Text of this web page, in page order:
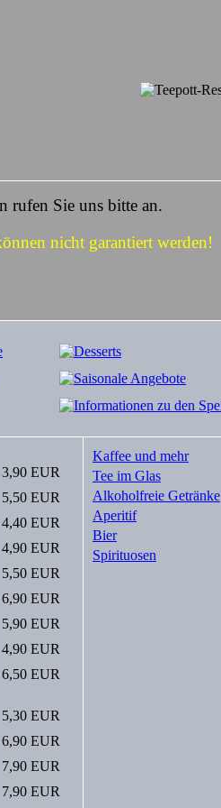
rufen Sie uns bitte an.
nicht garantiert werden!
3,90 EUR
5,50 EUR
4,40 EUR
4,90 EUR
5,50 EUR
6,90 EUR
5,90 EUR
4,90 EUR
6,50 EUR
5,30 EUR
6,90 EUR
7,90 EUR
7,90 EUR
Kaffee und mehr
Tee im Glas
Alkoholfreie Getränke
Aperitif
Bier
Spirituosen